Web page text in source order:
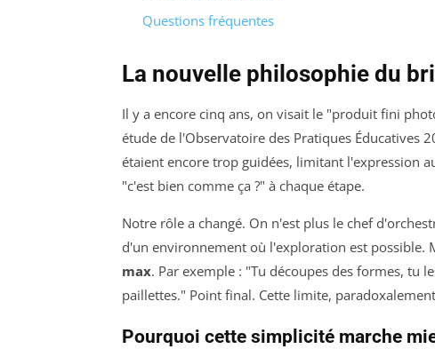
Questions fréquentes
La nouvelle philosophie du
Il y a encore cinq ans, on visait le "produit fini
étude de l'Observatoire des Pratiques Éducatives
étaient encore trop guidées, limitant l'expression
"c'est bien comme ça ?" à chaque étape.
Notre rôle a changé. On n'est plus le chef
d'un environnement où l'exploration est possible.
max. Par exemple : "Tu découpes des formes, tu
paillettes." Point final. Cette limite,
Pourquoi cette simplicité marche